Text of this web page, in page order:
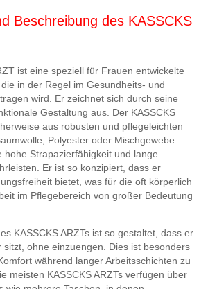
Beschreibung des KASSCKS
ist eine speziell für Frauen entwickelte
in der Regel im Gesundheits- und
wird. Er zeichnet sich durch seine
Gestaltung aus. Der KASSCKS
aus robusten und pflegeleichten
Polyester oder Mischgewebe
hohe Strapazierfähigkeit und lange
Er ist so konzipiert, dass er
bietet, was für die oft körperlich
im Pflegebereich von großer Bedeutung
KASSCKS ARZTs ist so gestaltet, dass er
sitzt, ohne einzuengen. Dies ist besonders
während langer Arbeitsschichten zu
meisten KASSCKS ARZTs verfügen über